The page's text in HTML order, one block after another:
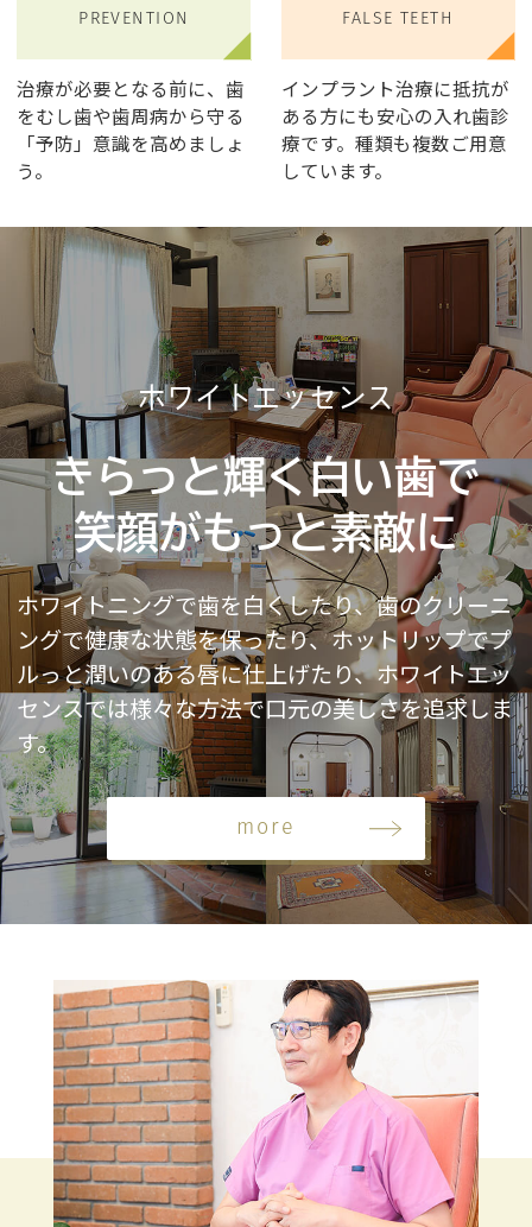
PREVENTION
治療が必要となる前に、歯
をむし歯や歯周病から守る
「予防」意識を高めましょ
う。
FALSE TEETH
インプラント治療に抵抗が
ある方にも安心の入れ歯診
療です。種類も複数ご用意
しています。
ホワイトエッセンス
きらっと輝く白い歯で
笑顔がもっと素敵に
ホワイトニングで歯を白くしたり、歯のクリーニ
ングで健康な状態を保ったり、ホットリップでプ
ルっと潤いのある唇に仕上げたり、ホワイトエッ
センスでは様々な方法で口元の美しさを追求しま
す。
more